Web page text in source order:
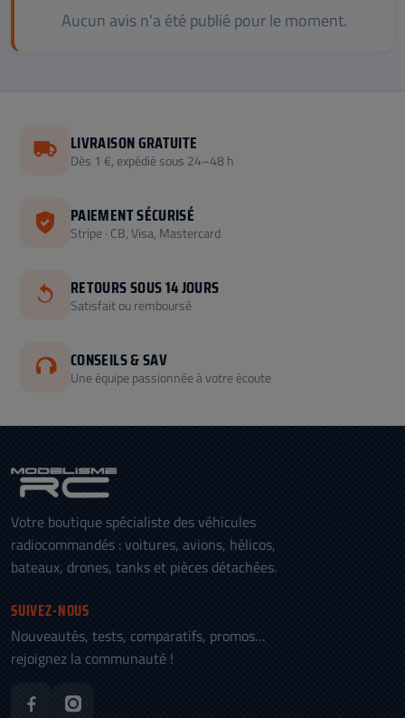
Aucun avis n'a été publié pour le moment.
LIVRAISON GRATUITE
Dès 1 €, expédié sous 24–48 h
PAIEMENT SÉCURISÉ
Stripe · CB, Visa, Mastercard
RETOURS SOUS 14 JOURS
Satisfait ou remboursé
CONSEILS & SAV
Une équipe passionnée à votre écoute
Votre boutique spécialiste des véhicules
radiocommandés : voitures, avions, hélicos,
bateaux, drones, tanks et pièces détachées.
SUIVEZ-NOUS
Nouveautés, tests, comparatifs, promos…
rejoignez la communauté !